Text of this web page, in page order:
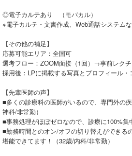
◎電子カルテあり （モバカル）
※電子カルテ・文書作成、Web通話システム
【その他の補足】
応募可能エリア：全国可
選考フロー：ZOOM面接（1回）→事前レク
採用後：LPに掲載する写真とプロフィール・
【先輩医師の声】
■多くの診療科の医師がいるので、専門外の
神科/非常勤）
■事務処理がほぼゼロなので、診療に100%集
■勤務時間とのオン/オフの切り替えができる
堪能できてます！（32歳/内科/非常勤）